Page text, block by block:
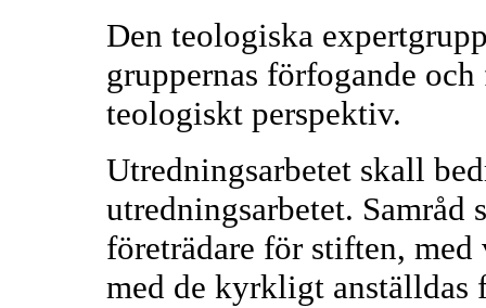
Den teologiska
gruppernas förfogande
teologiskt perspektiv.
Utredningsarbetet skall
utredningsarbetet. Samråd
företrädare för stiften,
med de kyrkligt anställdas